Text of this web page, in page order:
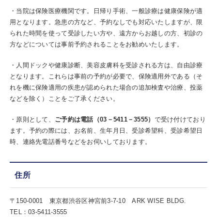
・当院は保険医療機関です。日帰り手術、一般診療は健康保険が適
用となります。急患の方など、予約なしでも対応いたしますが、限
られた時間を使って受診したい方や、遠方からお越しの方、初診の
方などについては事前予約されることをお勧めいたします。
・人間ドックや健康診断、美容皮膚科を受診される方は、自由診療
となります。これらは事前の予約が必要で、保険適用外である（そ
れを機に保険適用の疾患が認められた場合の追加検査や治療、投薬
などを除く）ことをご了承ください。
・原則として、 ご予約は電話（03－5411－3555） で受け付けており
ます。予約の際には、お名前、生年月日、受診希望科、受診希望日
時、連絡先電話番号などをお伺いしております。
住所
〒150-0001 東京都渋谷区神宮前3-7-10 ARK WISE BLDG.
TEL：03-5411-3555